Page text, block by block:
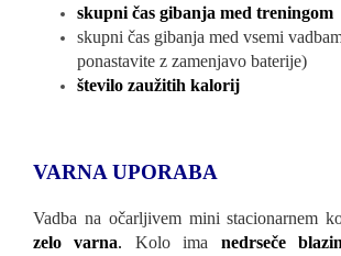
skupni čas gibanja med treningom
skupni čas gibanja med vsemi
ponastavite z zamenjavo baterije)
število zaužitih kalorij
VARNA UPORABA
Vadba na očarljivem mini stacionarnem
zelo varna. Kolo ima nedrseče